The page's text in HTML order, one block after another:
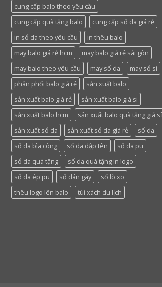
cung cấp balo theo yêu cầu
cung cấp quà tặng balo
cung cấp sổ da giá rẻ
in sổ da theo yêu cầu
in thêu balo
may balo giá rẻ hcm
may balo giá rẻ sài gòn
may balo theo yêu cầu
may sổ da
may sổ si
phân phối balo giá rẻ
sản xuất balo
sản xuất balo giá rẻ
sản xuất balo giá si
sản xuất balo hcm
sản xuất balo quà tặng giá sỉ
sản xuất sổ da
sản xuất sổ da giá rẻ
sổ da
sổ da bìa còng
sổ da dập tên
sổ da pu
sổ da quà tặng
sổ da quà tặng in logo
sổ da ép pu
sổ dán gáy
sổ lò xo
thêu logo lên balo
túi xách du lịch